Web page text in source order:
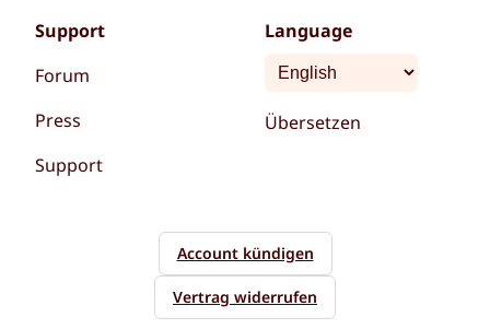
Support
Forum
Press
Support
Language
Übersetzen
Account kündigen
Vertrag widerrufen